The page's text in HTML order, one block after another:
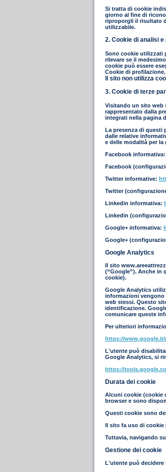
Si tratta di cookie
giorno al fine di
riproporgli il risultato
utilizzabile.
2. Cookie di analisi
Sono cookie utilizzati
rilevare se il
cookie può essere
Cookie di
Il sito non utilizza
3. Cookie di terze
Visitando un sito web
rappresentato dalla
integrati nella pagina
La presenza di questi
dalle relative
e delle modalità per
Facebook informativa:
Facebook
Twitter informative:
Twitter
Linkedin informativa:
Linkedin
Google+ informativa:
Google+
Google Analytics
Il sito
(“Google”). Anche in
cookie).
Google Analytics
informazioni vengono
web stessi. Questo
identificazione.
comunicare queste
Per ulteriori
https://
L'utente può
Google Analytics, si
https://
Durata dei cookie
Alcuni cookie (cookie
browser e sono
Questi cookie sono
Il sito fa uso di cookie
Tuttavia, navigando
Gestione dei cookie
L'utente può decidere